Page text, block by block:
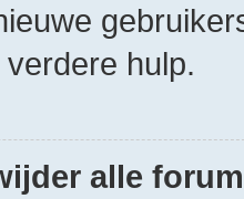
hulp.
alle